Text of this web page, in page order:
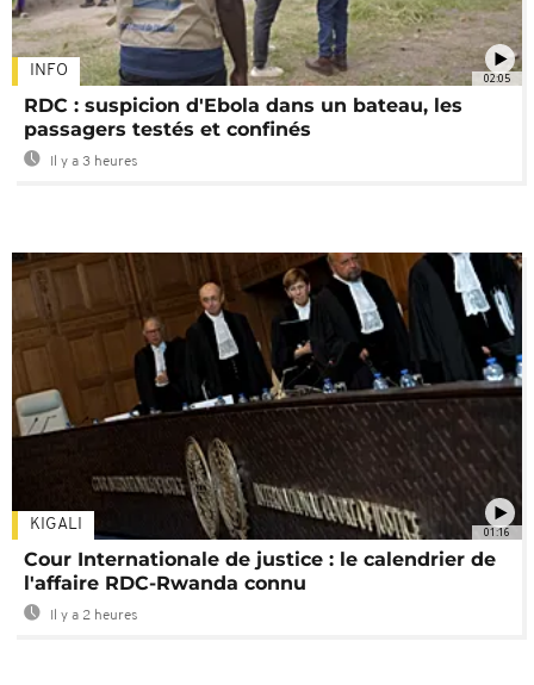
02:05
INFO
RDC : suspicion d'Ebola dans un bateau, les
passagers testés et confinés
Il y a 3 heures
01:16
KIGALI
Cour Internationale de justice : le calendrier de
l'affaire RDC-Rwanda connu
Il y a 2 heures